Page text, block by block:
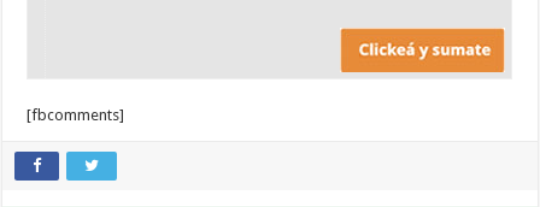
[fbcomments]